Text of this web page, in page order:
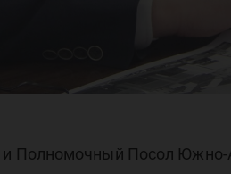
Полномочный Посол Южно-